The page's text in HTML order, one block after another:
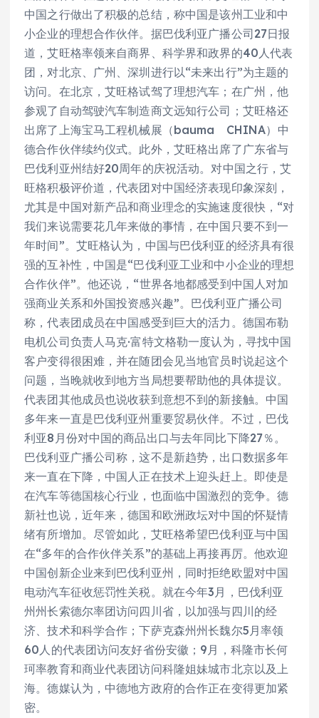
中国之行做出了积极的总结，称中国是该州工业和中
小企业的理想合作伙伴。据巴伐利亚广播公司27日报
道，艾旺格率领来自商界、科学界和政界的40人代表
团，对北京、广州、深圳进行以“未来出行”为主题的
访问。在北京，艾旺格试驾了理想汽车；在广州，他
参观了自动驾驶汽车制造商文远知行公司；艾旺格还
出席了上海宝马工程机械展（bauma CHINA）中
德合作伙伴续约仪式。此外，艾旺格出席了广东省与
巴伐利亚州结好20周年的庆祝活动。对中国之行，艾
旺格积极评价道，代表团对中国经济表现印象深刻，
尤其是中国对新产品和商业理念的实施速度很快，“对
我们来说需要花几年来做的事情，在中国只要不到一
年时间”。艾旺格认为，中国与巴伐利亚的经济具有很
强的互补性，中国是“巴伐利亚工业和中小企业的理想
合作伙伴”。他还说，“世界各地都感受到中国人对加
强商业关系和外国投资感兴趣”。巴伐利亚广播公司
称，代表团成员在中国感受到巨大的活力。德国布勒
电机公司负责人马克·富特文格勒一度认为，寻找中国
客户变得很困难，并在随团会见当地官员时说起这个
问题，当晚就收到地方当局想要帮助他的具体提议。
代表团其他成员也说收获到意想不到的新接触。中国
多年来一直是巴伐利亚州重要贸易伙伴。不过，巴伐
利亚8月份对中国的商品出口与去年同比下降27％。
巴伐利亚广播公司称，这不是新趋势，出口数据多年
来一直在下降，中国人正在技术上迎头赶上。即使是
在汽车等德国核心行业，也面临中国激烈的竞争。德
新社也说，近年来，德国和欧洲政坛对中国的怀疑情
绪有所增加。尽管如此，艾旺格希望巴伐利亚与中国
在“多年的合作伙伴关系”的基础上再接再厉。他欢迎
中国创新企业来到巴伐利亚州，同时拒绝欧盟对中国
电动汽车征收惩罚性关税。就在今年3月，巴伐利亚
州州长索德尔率团访问四川省，以加强与四川的经
济、技术和科学合作；下萨克森州州长魏尔5月率领
60人的代表团访问友好省份安徽；9月，科隆市长何
珂率教育和商业代表团访问科隆姐妹城市北京以及上
海。德媒认为，中德地方政府的合作正在变得更加紧
密。